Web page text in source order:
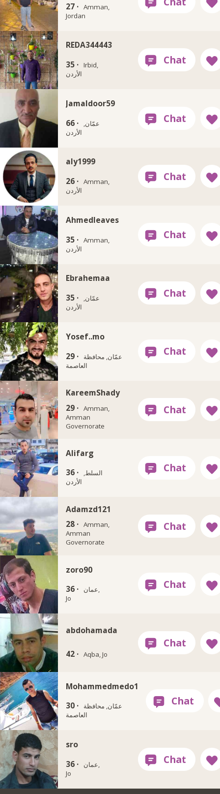
27 · Amman,
Jordan
REDA344443
35 · Irbid,
الأردن
Jamaldoor59
66 ·
عمّان,
الأردن
aly1999
26 · Amman,
الأردن
Ahmedleaves
35 · Amman,
الأردن
Ebrahemaa
35 ·
عمّان,
الأردن
Yosef..mo
29 ·
عمّان, محافظة
العاصمة
KareemShady
29 · Amman,
Amman
Governorate
Alifarg
36 ·
السلط,
الأردن
Adamzd121
28 · Amman,
Amman
Governorate
zoro90
36 ·
عمان,
Jo
abdohamada
42 · Aqba, Jo
Mohammedmedo1
30 ·
عمّان, محافظة
العاصمة
sro
36 ·
عمان,
Jo